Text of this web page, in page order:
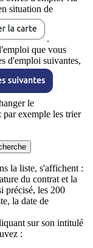
situation de
.
que vous
d'emploi suivantes,
le
par exemple les trier
la liste, s'affichent :
du contrat et la
précisé, les 200
la date de
sur son intitulé
: